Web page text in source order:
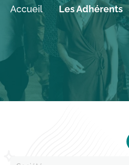
Accueil Les Adhérents